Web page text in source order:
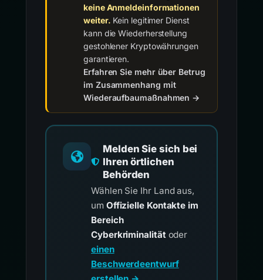
keine Anmeldeinformationen
weiter. Kein legitimer Dienst
kann die Wiederherstellung
gestohlener Kryptowährungen
garantieren.
Erfahren Sie mehr über Betrug
im Zusammenhang mit
Wiederaufbaumaßnahmen →
Melden Sie sich bei
Ihren örtlichen
Behörden
Wählen Sie Ihr Land aus,
um Offizielle Kontakte im
Bereich
Cyberkriminalitätoder
einen
Beschwerdeentwurf